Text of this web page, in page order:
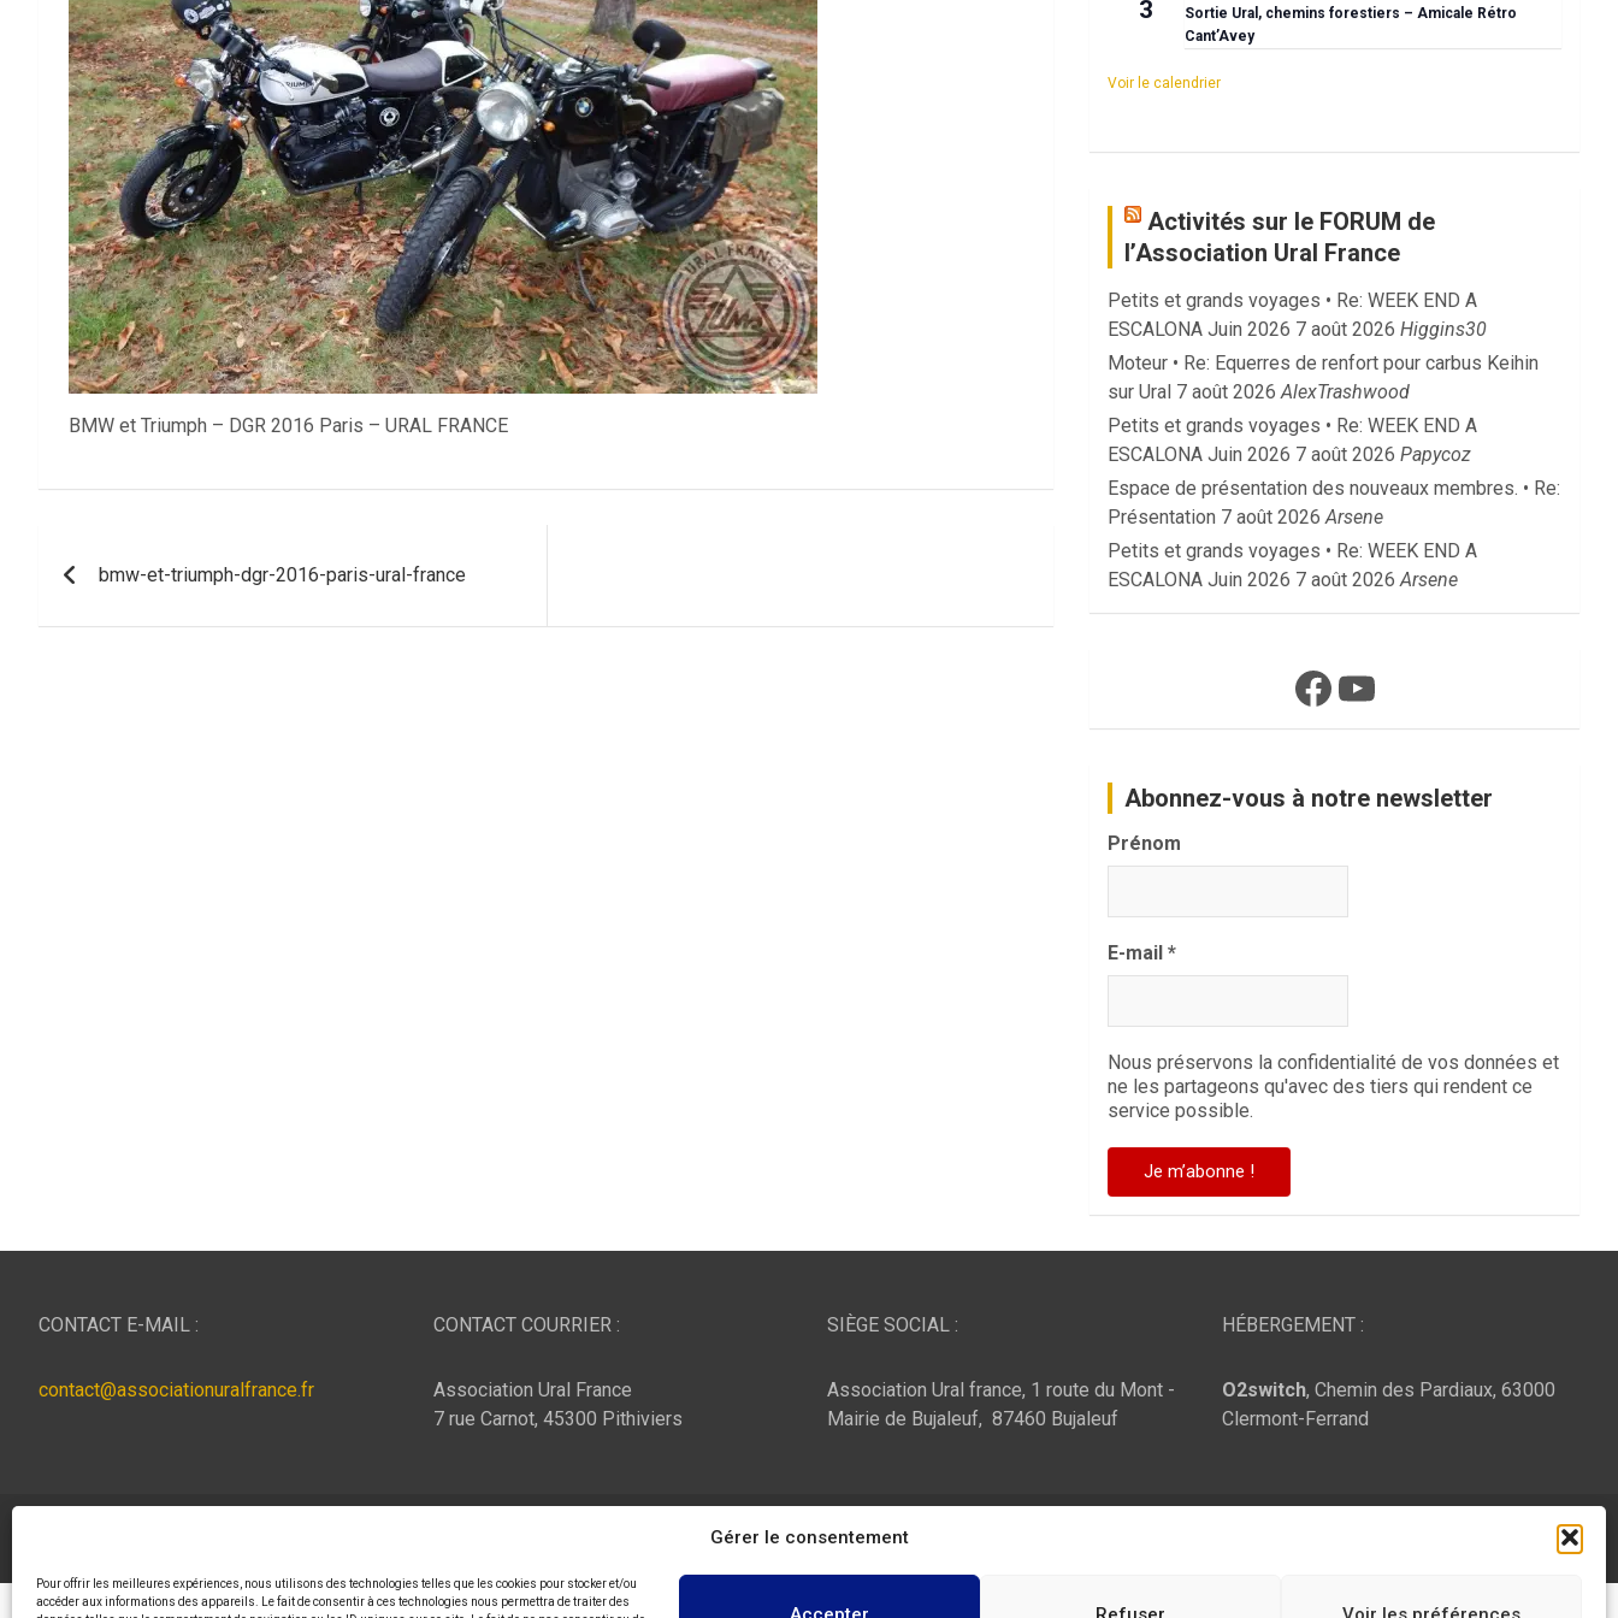
Gérer le consentement
Pour offrir les meilleures expériences, nous utilisons des technologies telles que les cookies pour stocker et/ou
accéder aux informations des appareils. Le fait de consentir à ces technologies nous permettra de traiter des
BMW et Triumph – DGR 2016 Paris – URAL FRANCE
de
l’article
bmw-et-triumph-dgr-2016-paris-ural-france
3
Sortie Ural, chemins forestiers – Amicale Rétro
Cant’Avey
Voir le calendrier
Activités sur le FORUM de
l’Association Ural France
Petits et grands voyages • Re: WEEK END A
ESCALONA Juin 2026 7 août 2026 Higgins30
Moteur • Re: Equerres de renfort pour carbus Keihin
sur Ural 7 août 2026 AlexTrashwood
Petits et grands voyages • Re: WEEK END A
ESCALONA Juin 2026 7 août 2026 Papycoz
Espace de présentation des nouveaux membres. • Re:
Présentation 7 août 2026 Arsene
Petits et grands voyages • Re: WEEK END A
ESCALONA Juin 2026 7 août 2026 Arsene
Facebook
YouTube
Abonnez-vous à notre newsletter
Prénom
E-mail*
Nous préservons la confidentialité de vos données et
ne les partageons qu'avec des tiers qui rendent ce
service possible.
CONTACT E-MAIL :
contact@associationuralfrance.fr
CONTACT COURRIER :
Association Ural France
7 rue Carnot, 45300 Pithiviers
SIÈGE SOCIAL :
Association Ural france, 1 route du Mont -
Mairie de Bujaleuf, 87460 Bujaleuf
HÉBERGEMENT :
O2switch, Chemin des Pardiaux, 63000
Clermont-Ferrand
Fièrement propulsé par :